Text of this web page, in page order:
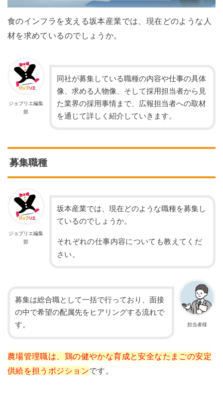
食のインフラを支える坂本産業では、現在どのような人
材を求めているのでしょうか。
ジョブリエ編集
部
同社が募集している職種の内容や仕事の具体
像、求める人物像、そして採用担当者から見
た業界の採用事情まで、広報担当者への取材
を通じて詳しく紹介していきます。
募集職種
ジョブリエ編集
部
坂本産業では、現在どのような職種を募集し
ているのでしょうか。
それぞれの仕事内容についても教えてくだ
さい。
担当者様
募集は総合職として一括で行っており、面接
の中で希望の配属先をヒアリングする流れで
す。
農場管理職は、鶏の健やかな育成と安全なたまごの安定
供給を担うポジションです。